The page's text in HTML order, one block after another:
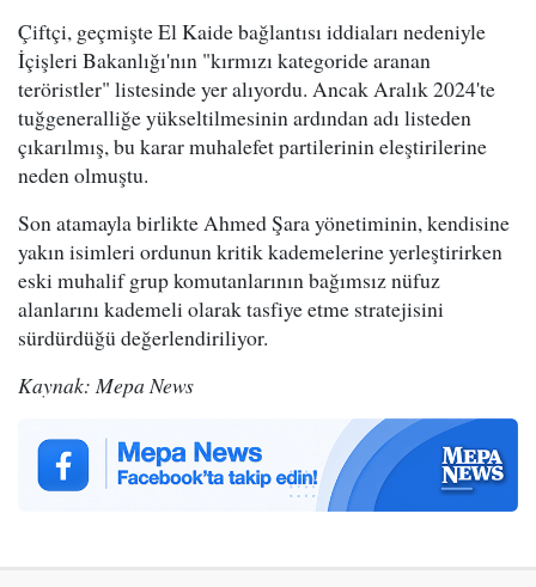
Çiftçi, geçmişte El Kaide bağlantısı iddiaları nedeniyle
İçişleri Bakanlığı'nın "kırmızı kategoride aranan
teröristler" listesinde yer alıyordu. Ancak Aralık 2024'te
tuğgeneralliğe yükseltilmesinin ardından adı listeden
çıkarılmış, bu karar muhalefet partilerinin eleştirilerine
neden olmuştu.
Son atamayla birlikte Ahmed Şara yönetiminin, kendisine
yakın isimleri ordunun kritik kademelerine yerleştirirken
eski muhalif grup komutanlarının bağımsız nüfuz
alanlarını kademeli olarak tasfiye etme stratejisini
sürdürdüğü değerlendiriliyor.
Kaynak: Mepa News